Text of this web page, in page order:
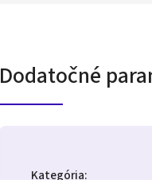
Dodatočné
Kategória: